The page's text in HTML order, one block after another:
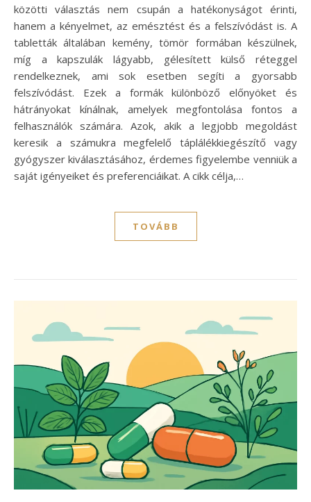
közötti választás nem csupán a hatékonyságot érinti,
hanem a kényelmet, az emésztést és a felszívódást is. A
tabletták általában kemény, tömör formában készülnek,
míg a kapszulák lágyabb, gélesített külső réteggel
rendelkeznek, ami sok esetben segíti a gyorsabb
felszívódást. Ezek a formák különböző előnyöket és
hátrányokat kínálnak, amelyek megfontolása fontos a
felhasználók számára. Azok, akik a legjobb megoldást
keresik a számukra megfelelő táplálékkiegészítő vagy
gyógyszer kiválasztásához, érdemes figyelembe venniük a
saját igényeiket és preferenciáikat. A cikk célja,…
TOVÁBB